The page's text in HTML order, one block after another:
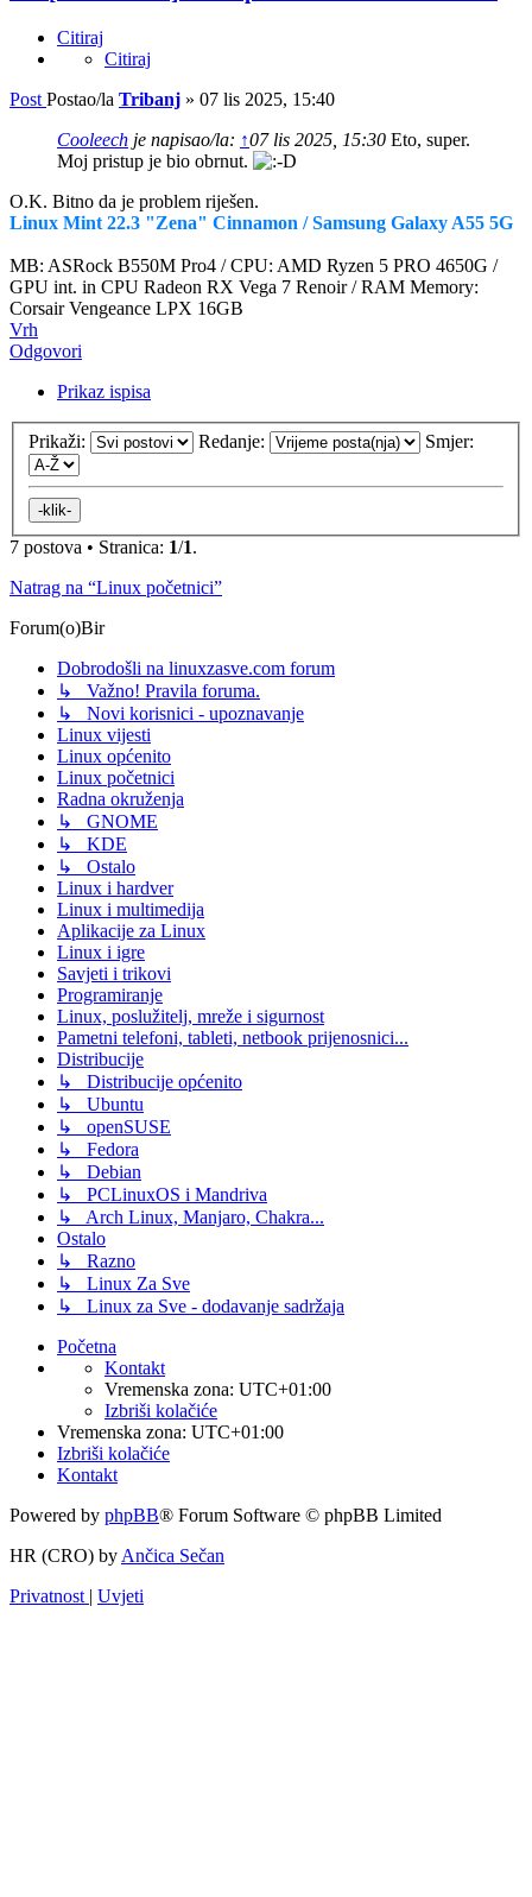
Citiraj
Citiraj
Post Postao/la Tribanj » 07 lis 2025, 15:40
Cooleech je napisao/la: ↑07 lis 2025, 15:30 Eto, super.
Moj pristup je bio obrnut.
O.K. Bitno da je problem riješen.
Linux Mint 22.3 "Zena" Cinnamon / Samsung Galaxy A55 5G
MB: ASRock B550M Pro4 / CPU: AMD Ryzen 5 PRO 4650G /
GPU int. in CPU Radeon RX Vega 7 Renoir / RAM Memory:
Corsair Vengeance LPX 16GB
Vrh
Odgovori
Prikaz ispisa
Prikaži: Redanje: Smjer:
7 postova • Stranica: 1/1.
Natrag na “Linux početnici”
Forum(o)Bir
Dobrodošli na linuxzasve.com forum
↳ Važno! Pravila foruma.
↳ Novi korisnici - upoznavanje
Linux vijesti
Linux općenito
Linux početnici
Radna okruženja
↳ GNOME
↳ KDE
↳ Ostalo
Linux i hardver
Linux i multimedija
Aplikacije za Linux
Linux i igre
Savjeti i trikovi
Programiranje
Linux, poslužitelj, mreže i sigurnost
Pametni telefoni, tableti, netbook prijenosnici...
Distribucije
↳ Distribucije općenito
↳ Ubuntu
↳ openSUSE
↳ Fedora
↳ Debian
↳ PCLinuxOS i Mandriva
↳ Arch Linux, Manjaro, Chakra...
Ostalo
↳ Razno
↳ Linux Za Sve
↳ Linux za Sve - dodavanje sadržaja
Početna
Kontakt
Vremenska zona: UTC+01:00
Izbriši kolačiće
Vremenska zona: UTC+01:00
Izbriši kolačiće
Kontakt
Powered by phpBB® Forum Software © phpBB Limited
HR (CRO) by Ančica Sečan
Privatnost | Uvjeti